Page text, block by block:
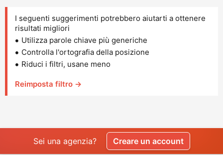
I seguenti suggerimenti potrebbero aiutarti a ottenere
risultati migliori
Utilizza parole chiave più generiche
Controlla l'ortografia della posizione
Riduci i filtri, usane meno
Reimposta filtro →
Sei una agenzia? Creare un account